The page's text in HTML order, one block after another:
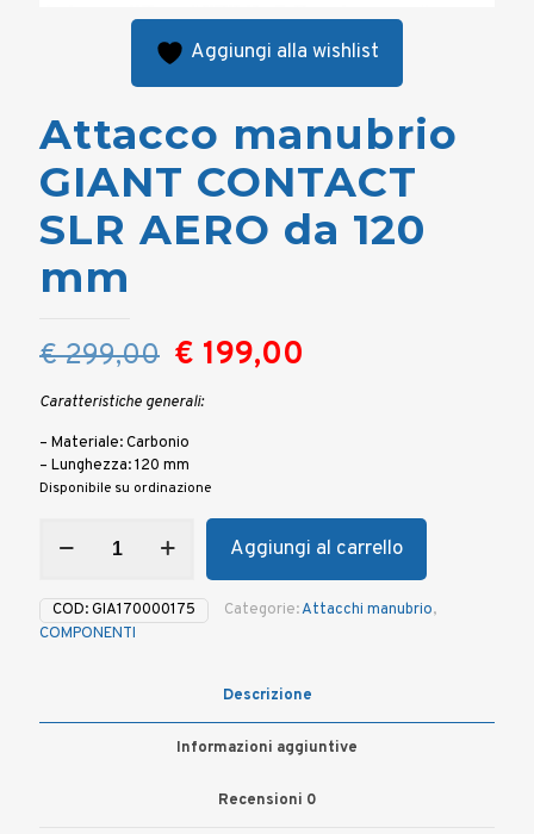
Aggiungi alla wishlist
Attacco manubrio
GIANT CONTACT
SLR AERO da 120
mm
€299,00 Il
prezzo
originale
era:
€ 299,00.
€ 199,00
Caratteristiche generali:
– Materiale: Carbonio
– Lunghezza: 120 mm
Disponibile su ordinazione
manubrio
CONTACT
SLR
AERO
Aggiungi al carrello
COD:GIA170000175 Categorie:Attacchi manubrio,
COMPONENTI
Descrizione
Informazioni aggiuntive
Recensioni 0